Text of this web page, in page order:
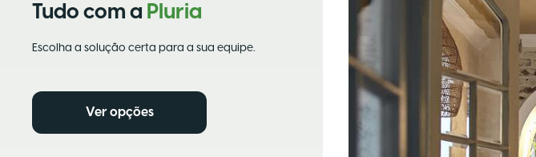
Tudo com a Pluria
Escolha a solução certa para a sua equipe.
Ver opções